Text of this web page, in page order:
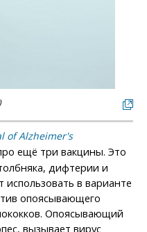
of Alzheimer's
ещё три вакцины. Это
дифтерии и
в варианте
опоясывающего
Опоясывающий
вызывает вирус